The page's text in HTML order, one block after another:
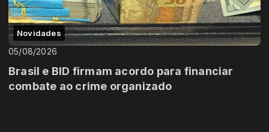
Novidades
05/08/2026
Brasil e BID firmam acordo para financiar
combate ao crime organizado